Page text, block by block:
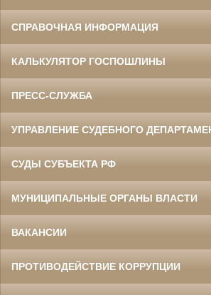
СПРАВОЧНАЯ ИНФОРМАЦИЯ
КАЛЬКУЛЯТОР ГОСПОШЛИНЫ
ПРЕСС-СЛУЖБА
УПРАВЛЕНИЕ СУДЕБНОГО
СУДЫ СУБЪЕКТА РФ
МУНИЦИПАЛЬНЫЕ ОРГАНЫ ВЛАСТИ
ВАКАНСИИ
ПРОТИВОДЕЙСТВИЕ КОРРУПЦИИ